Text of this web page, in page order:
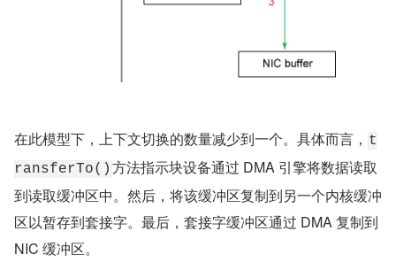
在此模型下，上下文切换的数量减少到一个。具体而言， t
ransferTo() 方法指示块设备通过 DMA 引擎将数据读取
到读取缓冲区中。然后，将该缓冲区复制到另一个内核缓冲
区以暂存到套接字。最后，套接字缓冲区通过 DMA 复制到
NIC 缓冲区。